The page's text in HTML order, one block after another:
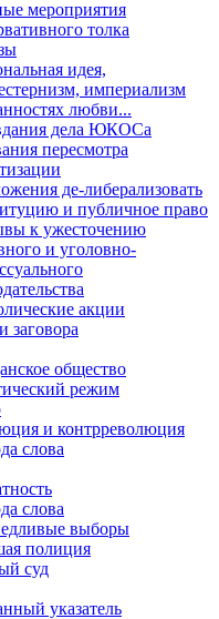
мероприятия
толка
идея,
империализм
любви...
дела ЮКОСа
пересмотра
де-либерализовать
и публичное право
к ужесточению
и уголовно-
акции
заговора
общество
режим
и контрреволюция
слова
слова
выборы
полиция
суд
указатель